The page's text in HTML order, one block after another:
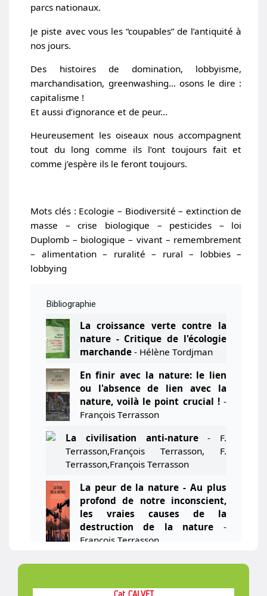
parcs nationaux.
Je piste avec vous les “coupables” de l’antiquité à
nos jours.
Des histoires de domination, lobbyisme,
marchandisation, greenwashing… osons le dire :
capitalisme !
Et aussi d’ignorance et de peur…
Heureusement les oiseaux nous accompagnent
tout du long comme ils l’ont toujours fait et
comme j’espère ils le feront toujours.
Mots clés : Ecologie – Biodiversité – extinction de
masse – crise biologique – pesticides – loi
Duplomb – biologique – vivant – remembrement
– alimentation – ruralité – rural – lobbies –
lobbying
Bibliographie
La croissance verte contre la
nature - Critique de l'écologie
marchande- Hélène Tordjman
En finir avec la nature: le lien
ou l'absence de lien avec la
nature, voilà le point crucial !-
François Terrasson
La civilisation anti-nature- F.
Terrasson,François Terrasson, F.
Terrasson,François Terrasson
La peur de la nature - Au plus
profond de notre inconscient,
les vraies causes de la
destruction de la nature -
François Terrasson
Convivialité : l'alliance avec la
Ducarme,Damien Marage, Patrick